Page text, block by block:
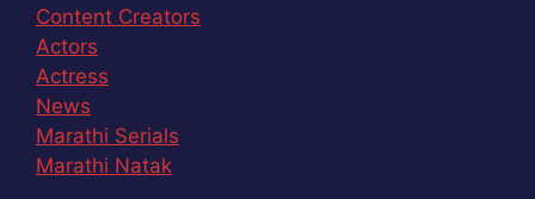
Content Creators
Actors
Actress
News
Marathi Serials
Marathi Natak